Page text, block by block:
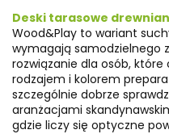
Deski tarasowe
Wood&Play to wariant
wymagają samodzielnego
rozwiązanie dla osób,
rodzajem i kolorem
szczególnie dobrze
aranżacjami
gdzie liczy się optyczne